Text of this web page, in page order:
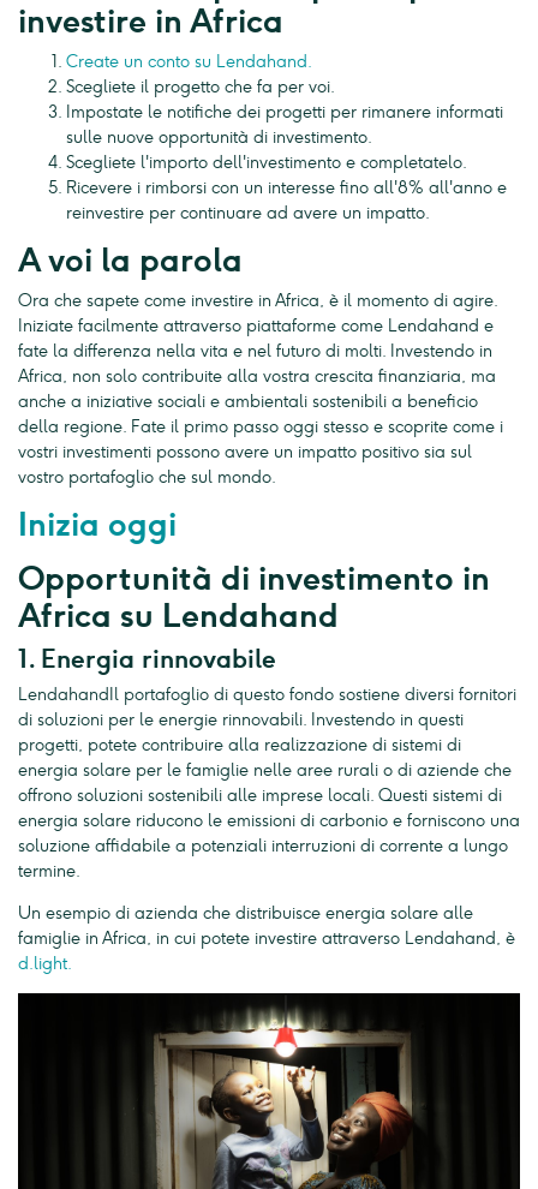
investire in Africa
Create un conto su Lendahand.
Scegliete il progetto che fa per voi.
Impostate le notifiche dei progetti per rimanere informati
sulle nuove opportunità di investimento.
Scegliete l'importo dell'investimento e completatelo.
Ricevere i rimborsi con un interesse fino all'8% all'anno e
reinvestire per continuare ad avere un impatto.
A voi la parola
Ora che sapete come investire in Africa, è il momento di agire.
Iniziate facilmente attraverso piattaforme come Lendahand e
fate la differenza nella vita e nel futuro di molti. Investendo in
Africa, non solo contribuite alla vostra crescita finanziaria, ma
anche a iniziative sociali e ambientali sostenibili a beneficio
della regione. Fate il primo passo oggi stesso e scoprite come i
vostri investimenti possono avere un impatto positivo sia sul
vostro portafoglio che sul mondo.
Inizia oggi
Opportunità di investimento in
Africa su Lendahand
1. Energia rinnovabile
LendahandIl portafoglio di questo fondo sostiene diversi fornitori
di soluzioni per le energie rinnovabili. Investendo in questi
progetti, potete contribuire alla realizzazione di sistemi di
energia solare per le famiglie nelle aree rurali o di aziende che
offrono soluzioni sostenibili alle imprese locali. Questi sistemi di
energia solare riducono le emissioni di carbonio e forniscono una
soluzione affidabile a potenziali interruzioni di corrente a lungo
termine.
Un esempio di azienda che distribuisce energia solare alle
famiglie in Africa, in cui potete investire attraverso Lendahand, è
d.light.